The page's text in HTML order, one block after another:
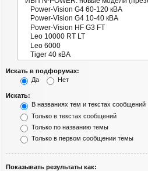
Искать в подфорумах:
Да
Нет
Искать:
В названиях тем и текстах сообщений
Только в текстах сообщений
Только по названию темы
Только в первом сообщении темы
Показывать результаты как: